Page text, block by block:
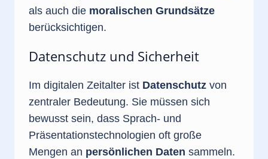
als auch die moralischen Grundsätze
berücksichtigen.
Datenschutz und Sicherheit
Im digitalen Zeitalter ist Datenschutz von
zentraler Bedeutung. Sie müssen sich
bewusst sein, dass Sprach- und
Präsentationstechnologien oft große
Mengen an persönlichen Daten sammeln.